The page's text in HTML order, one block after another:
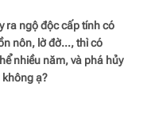
ra ngộ độc cấp tính có
nôn, lờ đờ…, thì có
nhiều năm, và phá hủy
ạ?